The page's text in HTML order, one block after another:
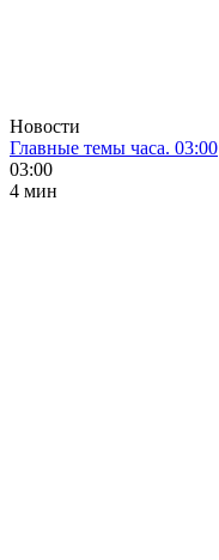
Новости
Главные темы часа. 03:00
03:00
4 мин